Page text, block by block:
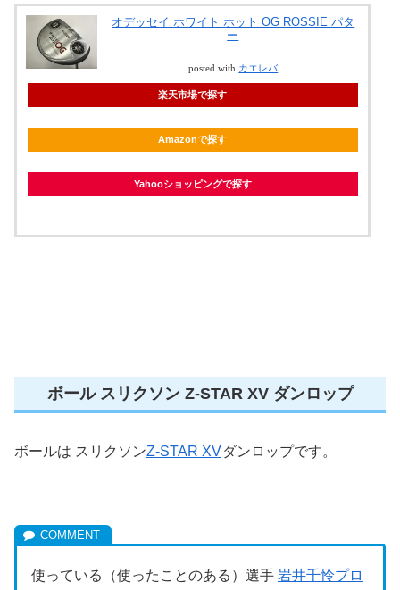
オデッセイ ホワイト ホット OG ROSSIE パタ
ー
posted with カエレバ
楽天市場で探す
Amazonで探す
Yahooショッピングで探す
ボール スリクソン Z-STAR XV ダンロップ
ボールは スリクソンZ-STAR XVダンロップです。
使っている（使ったことのある）選手 岩井千怜プロ